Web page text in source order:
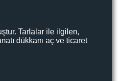
Tarlalar ile ilgilen,
dükkanı aç ve ticaret